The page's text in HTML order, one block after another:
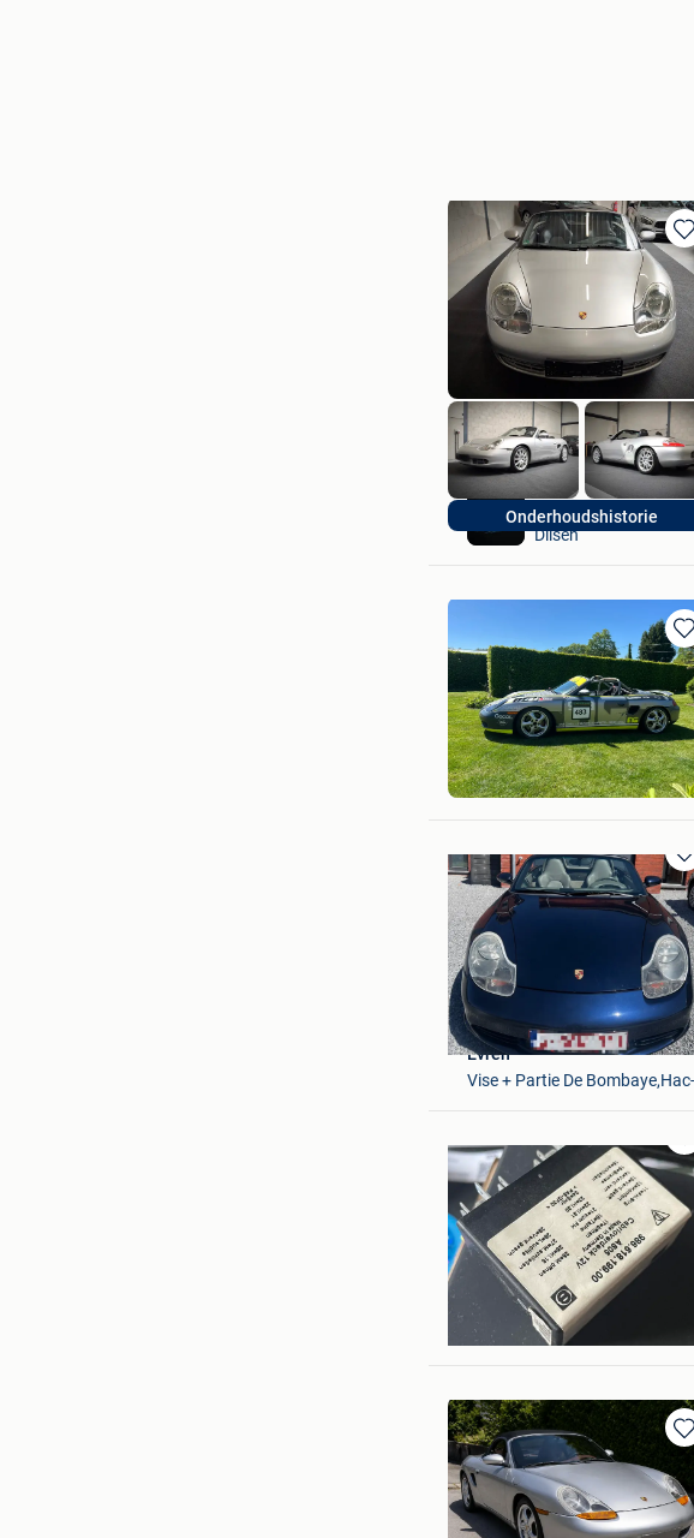
in
Mijn
Onderhoudshistorie
YQ Autosport
Dilsen
Mijn
Roel
Ranst
in
Mijn
Evren
Vise + Partie De
in
Mijn
Félix Trossat
Waterloo + Partie De Braine-
in
Mijn